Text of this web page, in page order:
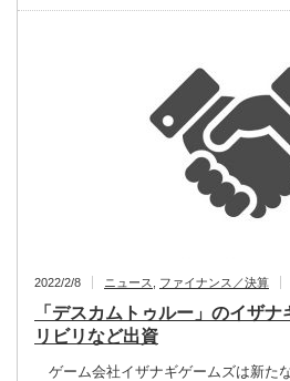
2022/2/8 ニュース ファイナンス／決算
「デスカムトゥルー」のイザ
リビリなど出資
ゲーム会社イザナギゲームズは新た